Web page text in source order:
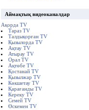
Аймақтық видеоканалдар
Ақорда TV
Тараз TV
Талдықорған TV
Қызылорда TV
Ақтау TV
Атырау TV
Орал TV
Ақтөбе TV
Қостанай TV
Қызылжар TV
Көкшетау TV
Қарағанды TV
Кереку TV
Семей TV
Өскемен TV